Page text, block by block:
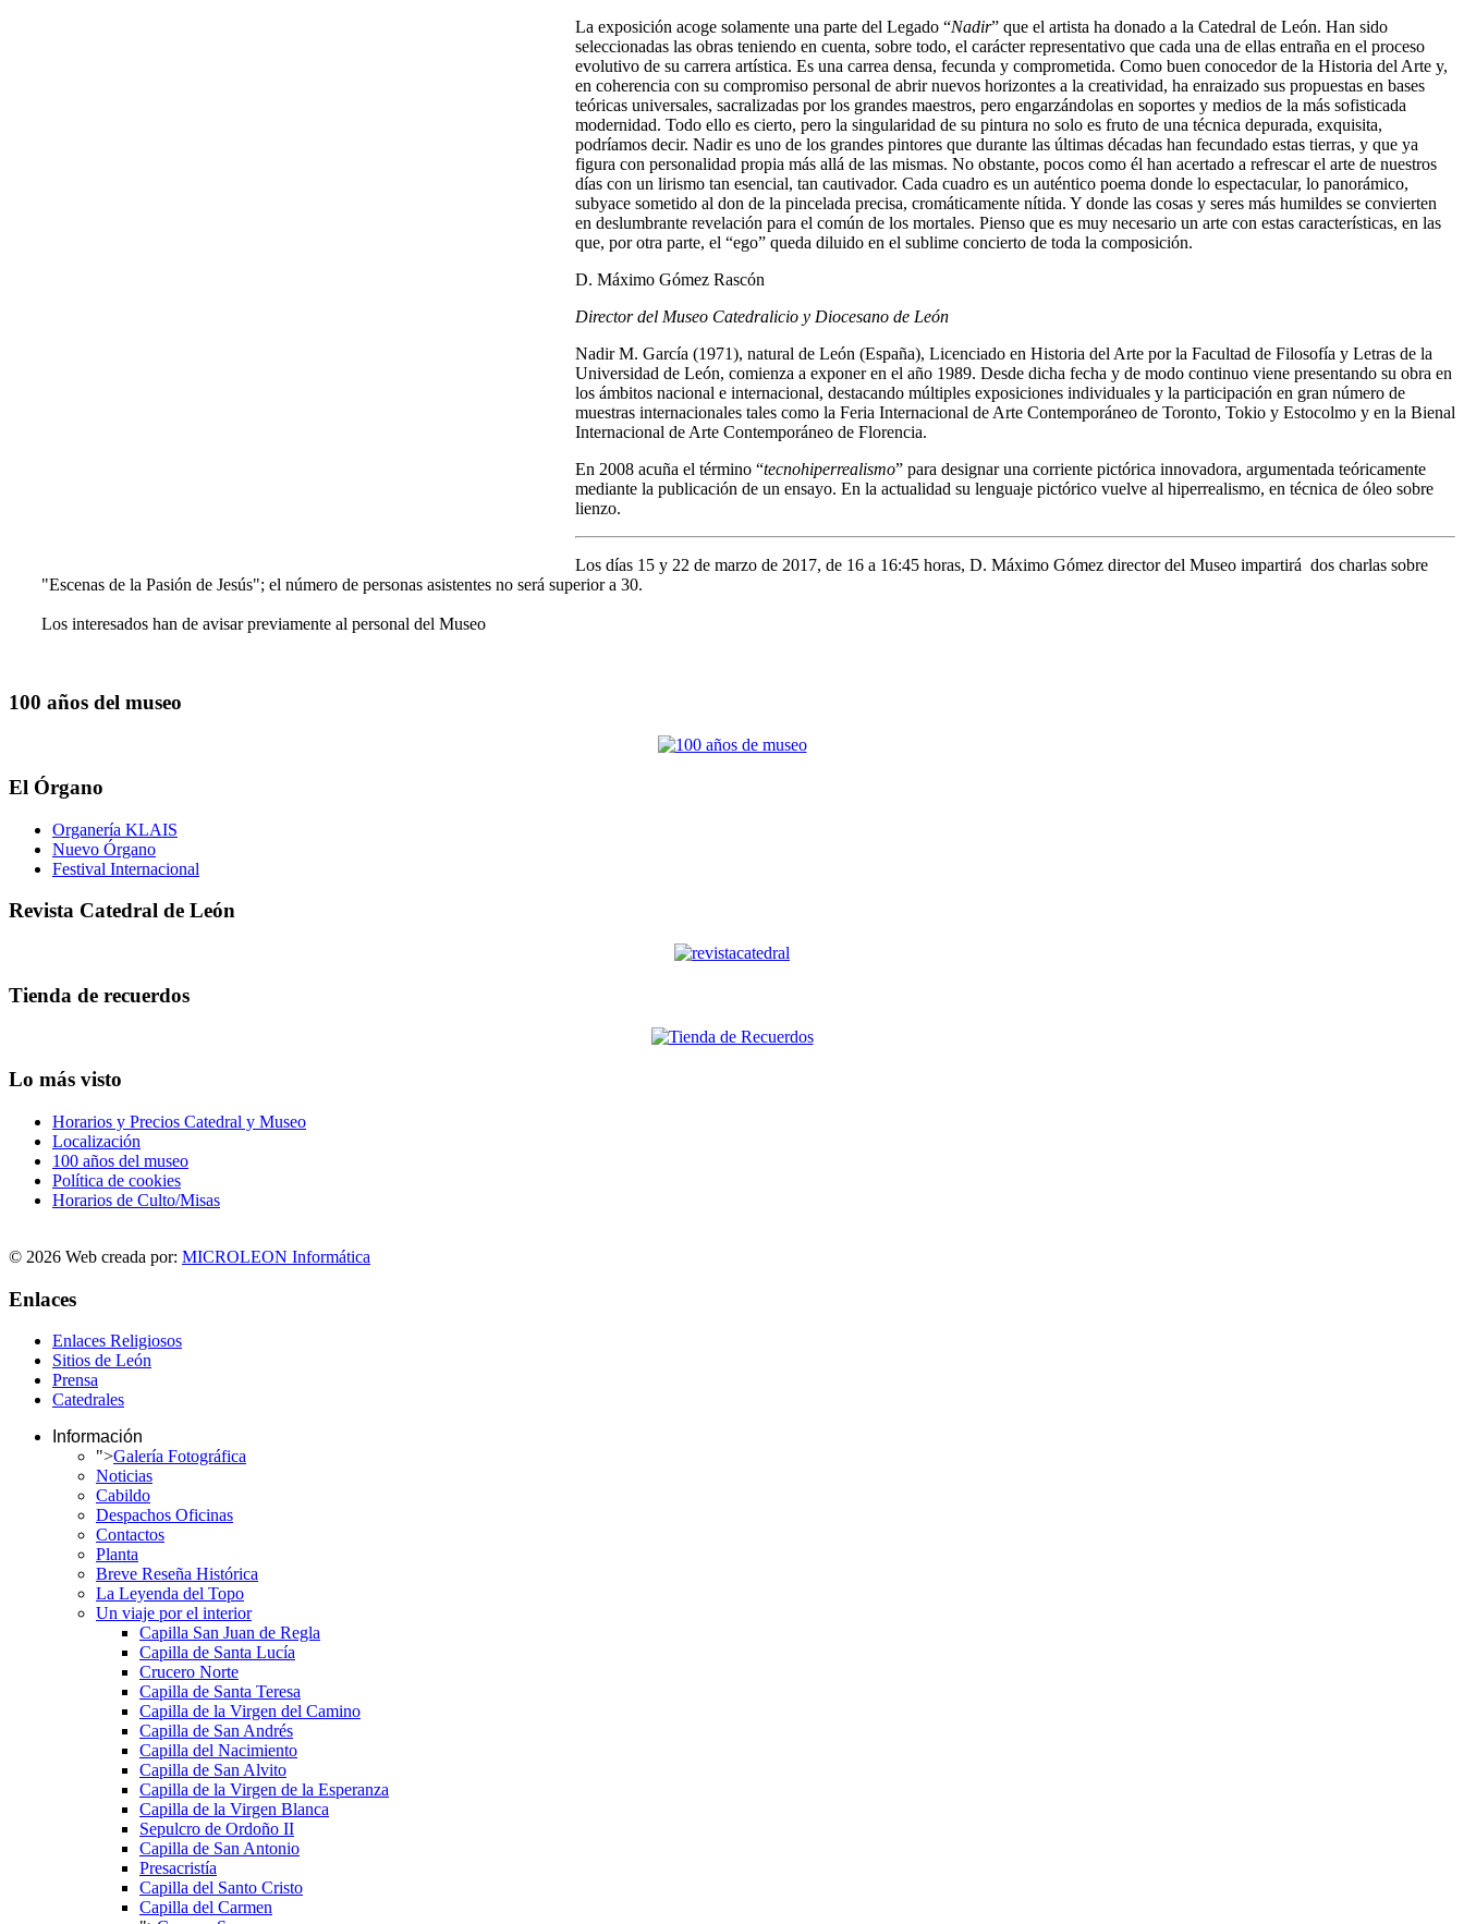
La exposición acoge solamente una parte del Legado “Nadir” que el artista ha donado a la Catedral de León. Han sido
seleccionadas las obras teniendo en cuenta, sobre todo, el carácter representativo que cada una de ellas entraña en el proceso
evolutivo de su carrera artística. Es una carrea densa, fecunda y comprometida. Como buen conocedor de la Historia del Arte y,
en coherencia con su compromiso personal de abrir nuevos horizontes a la creatividad, ha enraizado sus propuestas en bases
teóricas universales, sacralizadas por los grandes maestros, pero engarzándolas en soportes y medios de la más sofisticada
modernidad. Todo ello es cierto, pero la singularidad de su pintura no solo es fruto de una técnica depurada, exquisita,
podríamos decir. Nadir es uno de los grandes pintores que durante las últimas décadas han fecundado estas tierras, y que ya
figura con personalidad propia más allá de las mismas. No obstante, pocos como él han acertado a refrescar el arte de nuestros
días con un lirismo tan esencial, tan cautivador. Cada cuadro es un auténtico poema donde lo espectacular, lo panorámico,
subyace sometido al don de la pincelada precisa, cromáticamente nítida. Y donde las cosas y seres más humildes se convierten
en deslumbrante revelación para el común de los mortales. Pienso que es muy necesario un arte con estas características, en las
que, por otra parte, el “ego” queda diluido en el sublime concierto de toda la composición.
D. Máximo Gómez Rascón
Director del Museo Catedralicio y Diocesano de León
Nadir M. García (1971), natural de León (España), Licenciado en Historia del Arte por la Facultad de Filosofía y Letras de la
Universidad de León, comienza a exponer en el año 1989. Desde dicha fecha y de modo continuo viene presentando su obra en
los ámbitos nacional e internacional, destacando múltiples exposiciones individuales y la participación en gran número de
muestras internacionales tales como la Feria Internacional de Arte Contemporáneo de Toronto, Tokio y Estocolmo y en la Bienal
Internacional de Arte Contemporáneo de Florencia.
En 2008 acuña el término “tecnohiperrealismo” para designar una corriente pictórica innovadora, argumentada teóricamente
mediante la publicación de un ensayo. En la actualidad su lenguaje pictórico vuelve al hiperrealismo, en técnica de óleo sobre
lienzo.
Los días 15 y 22 de marzo de 2017, de 16 a 16:45 horas, D. Máximo Gómez director del Museo impartirá dos charlas sobre
"Escenas de la Pasión de Jesús"; el número de personas asistentes no será superior a 30.
Los interesados han de avisar previamente al personal del Museo
100 años del museo
El Órgano
Organería KLAIS
Nuevo Órgano
Festival Internacional
Revista Catedral de León
Tienda de recuerdos
Lo más visto
Horarios y Precios Catedral y Museo
Localización
100 años del museo
Política de cookies
Horarios de Culto/Misas
© 2026 Web creada por: MICROLEON Informática
Enlaces
Enlaces Religiosos
Sitios de León
Prensa
Catedrales
Información
">Galería Fotográfica
Noticias
Cabildo
Despachos Oficinas
Contactos
Planta
Breve Reseña Histórica
La Leyenda del Topo
Un viaje por el interior
Capilla San Juan de Regla
Capilla de Santa Lucía
Crucero Norte
Capilla de Santa Teresa
Capilla de la Virgen del Camino
Capilla de San Andrés
Capilla del Nacimiento
Capilla de San Alvito
Capilla de la Virgen de la Esperanza
Capilla de la Virgen Blanca
Sepulcro de Ordoño II
Capilla de San Antonio
Presacristía
Capilla del Santo Cristo
Capilla del Carmen